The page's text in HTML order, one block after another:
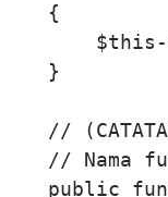
    {
    }
//
// Nama
public